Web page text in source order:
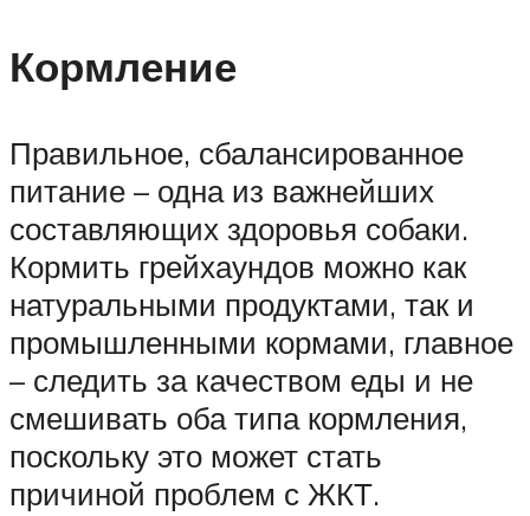
Кормление
Правильное, сбалансированное
питание – одна из важнейших
составляющих здоровья собаки.
Кормить грейхаундов можно как
натуральными продуктами, так и
промышленными кормами, главное
– следить за качеством еды и не
смешивать оба типа кормления,
поскольку это может стать
причиной проблем с ЖКТ.